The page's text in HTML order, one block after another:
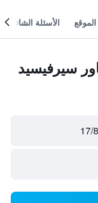
الموقع الأسئلة الشائعة
سيرفيسيد